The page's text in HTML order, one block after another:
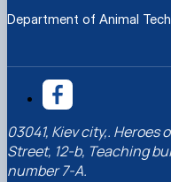
Department of Animal
03041, Kiev city,. Heroes
Street, 12-b, Teaching
number 7-A.